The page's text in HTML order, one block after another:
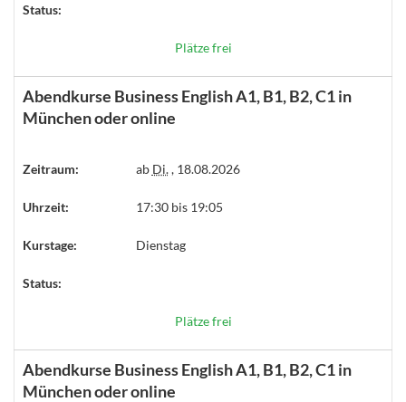
Status:
Plätze frei
Abendkurse Business English A1, B1, B2, C1 in
München oder online
Zeitraum: ab Di., 18.08.2026
Uhrzeit: 17:30 bis 19:05
Kurstage: Dienstag
Status:
Plätze frei
Abendkurse Business English A1, B1, B2, C1 in
München oder online